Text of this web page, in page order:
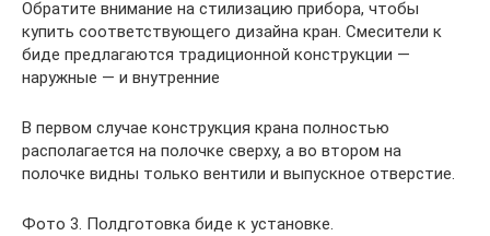
Обратите внимание на стилизацию прибора, чтобы
купить соответствующего дизайна кран. Смесители к
биде предлагаются традиционной конструкции —
наружные — и внутренние
В первом случае конструкция крана полностью
располагается на полочке сверху, а во втором на
полочке видны только вентили и выпускное отверстие.
Фото 3. Полдготовка биде к установке.